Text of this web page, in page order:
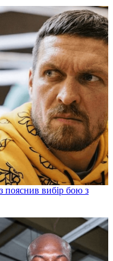
пояснив вибір бою з